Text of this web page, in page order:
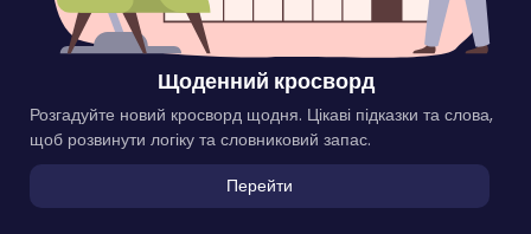
Щоденний кросворд
Розгадуйте новий кросворд щодня. Цікаві підказки та слова,
щоб розвинути логіку та словниковий запас.
Перейти